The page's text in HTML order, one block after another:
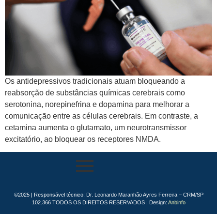
Os antidepressivos tradicionais atuam bloqueando a
reabsorção de substâncias químicas cerebrais como
serotonina, norepinefrina e dopamina para melhorar a
comunicação entre as células cerebrais. Em contraste, a
cetamina aumenta o glutamato, um neurotransmissor
excitatório, ao bloquear os receptores NMDA.
©2025 | Responsável técnico: Dr. Leonardo Maranhão Ayres Ferreira – CRM/SP
102.366 TODOS OS DIREITOS RESERVADOS | Design: Anbinfo